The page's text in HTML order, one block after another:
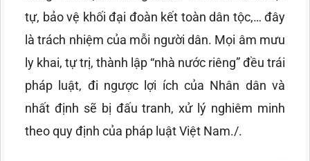
tự, bảo vệ khối đại đoàn kết toàn dân tộc,… đây
là trách nhiệm của mỗi người dân. Mọi âm mưu
ly khai, tự trị, thành lập “nhà nước riêng” đều trái
pháp luật, đi ngược lợi ích của Nhân dân và
nhất định sẽ bị đấu tranh, xử lý nghiêm minh
theo quy định của pháp luật Việt Nam./.